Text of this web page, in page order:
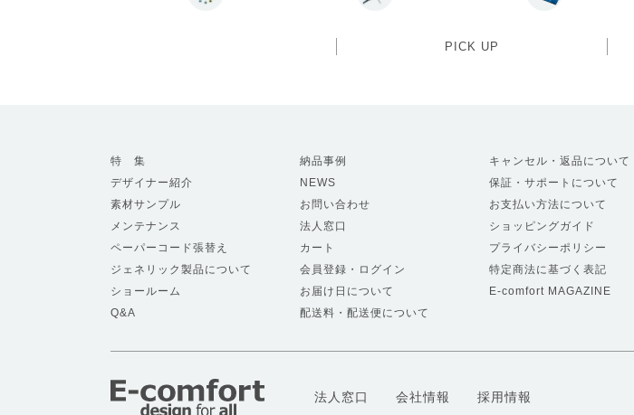
PICK UP
特 集
デザイナー紹介
素材サンプル
メンテナンス
ペーパーコード張替え
ジェネリック製品について
ショールーム
Q&A
納品事例
NEWS
お問い合わせ
法人窓口
カート
会員登録・ログイン
お届け日について
配送料・配送便について
キャンセル・返品について
保証・サポートについて
お支払い方法について
ショッピングガイド
プライバシーポリシー
特定商法に基づく表記
E-comfort MAGAZINE
法人窓口 会社情報 採用情報